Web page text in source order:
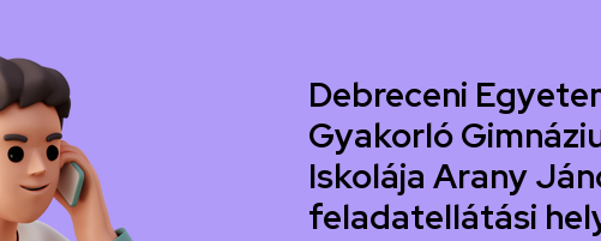
Debreceni
Gyakorló
Iskolája Arany
feladatellátási